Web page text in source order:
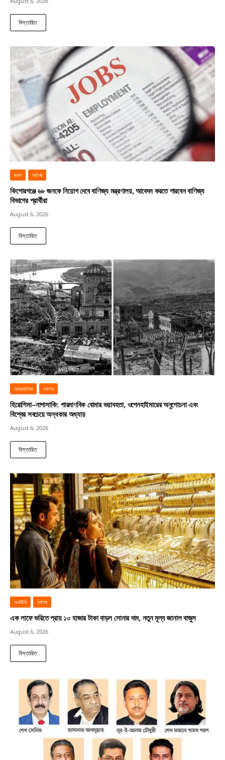
বিস্তারিত
জবস সর্বশেষ
কিশোরগঞ্জে ৬৮ জনকে নিয়োগ দেবে বাণিজ্য মন্ত্রণালয়, আবেদন করতে পারবেন বাণিজ্য
বিভাগের প্রার্থীরা
August 6, 2026
বিস্তারিত
আন্তর্জাতিক সর্বশেষ
হিরোশিমা–নাগাসাকি: পারমাণবিক বোমার ভয়াবহতা, ওপেনহাইমারের অনুশোচনা এবং
বিশ্বের সবচেয়ে অন্ধকার অধ্যায়
August 6, 2026
বিস্তারিত
অর্থনীতি সর্বশেষ
এক লাফে ভরিতে প্রায় ১০ হাজার টাকা বাড়ল সোনার দাম, নতুন মূল্য জানাল বাজুস
August 6, 2026
বিস্তারিত